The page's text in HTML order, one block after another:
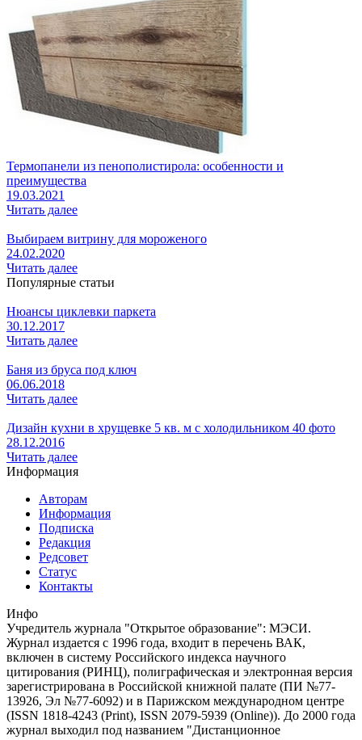
Термопанели из пенополистирола: особенности и
преимущества
19.03.2021
Читать далее
Выбираем витрину для мороженого
24.02.2020
Читать далее
Популярные статьи
Нюансы циклевки паркета
30.12.2017
Читать далее
Баня из бруса под ключ
06.06.2018
Читать далее
Дизайн кухни в хрущевке 5 кв. м с холодильником 40 фото
28.12.2016
Читать далее
Информация
Авторам
Информация
Подписка
Редакция
Редсовет
Статус
Контакты
Инфо
Учредитель журнала "Открытое образование": МЭСИ.
Журнал издается с 1996 года, входит в перечень ВАК,
включен в систему Российского индекса научного
цитирования (РИНЦ), полиграфическая и электронная версия
зарегистрирована в Российской книжной палате (ПИ №77-
13926, Эл №77-6092) и в Парижском международном центре
(ISSN 1818-4243 (Print), ISSN 2079-5939 (Online)). До 2000 года
журнал выходил под названием "Дистанционное